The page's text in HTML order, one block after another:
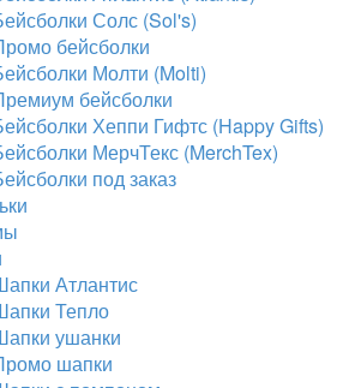
Солс (Sol's)
бейсболки
Молти (Molti)
бейсболки
Хеппи Гифтс (Happy Gifts)
МерчТекс (MerchTex)
под заказ
Атлантис
Тепло
ушанки
шапки